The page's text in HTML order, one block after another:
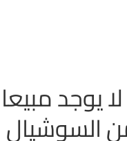
يوجد
السوشيال